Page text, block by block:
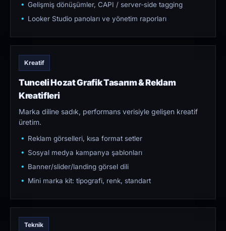
Gelişmiş dönüşümler, CAPI / server-side tagging
Looker Studio panoları ve yönetim raporları
Kreatif
Tunceli Hozat Grafik Tasarım & Reklam
Kreatifleri
Marka diline sadık, performans verisiyle gelişen kreatif
üretim.
Reklam görselleri, kısa format setler
Sosyal medya kampanya şablonları
Banner/slider/landing görsel dili
Mini marka kit: tipografi, renk, standart
Teknik